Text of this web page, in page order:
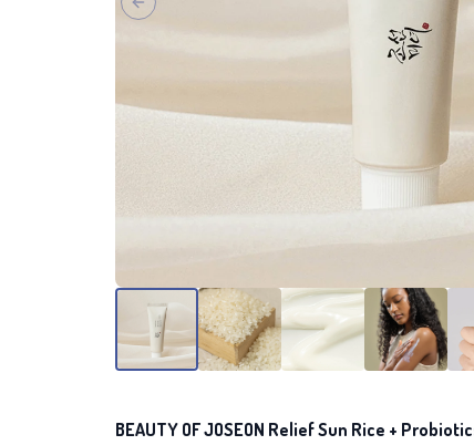
Previous slide
BEAUTY OF JOSEON Relief Sun Rice +